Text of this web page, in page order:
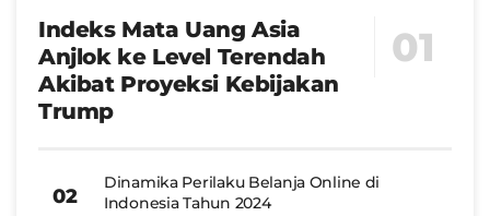
Indeks Mata Uang Asia
Anjlok ke Level Terendah
Akibat Proyeksi Kebijakan
Trump
Dinamika Perilaku Belanja Online di
Indonesia Tahun 2024